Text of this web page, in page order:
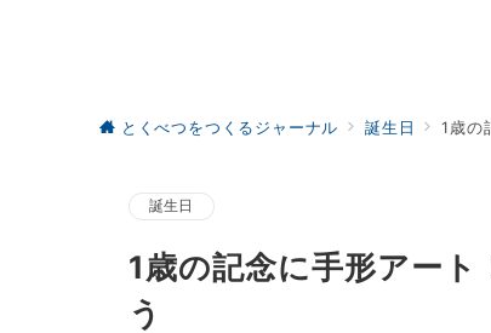
とくべつをつくるジャーナル 誕生日 1歳の
誕生日
1歳の記念に手形アー
う